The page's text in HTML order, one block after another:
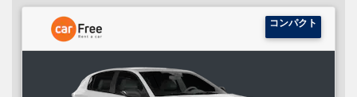
コンパクト